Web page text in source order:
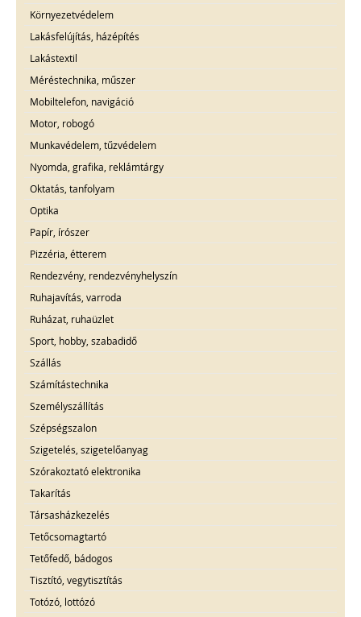
Környezetvédelem
Lakásfelújítás, házépítés
Lakástextil
Méréstechnika, műszer
Mobiltelefon, navigáció
Motor, robogó
Munkavédelem, tűzvédelem
Nyomda, grafika, reklámtárgy
Oktatás, tanfolyam
Optika
Papír, írószer
Pizzéria, étterem
Rendezvény, rendezvényhelyszín
Ruhajavítás, varroda
Ruházat, ruhaüzlet
Sport, hobby, szabadidő
Szállás
Számítástechnika
Személyszállítás
Szépségszalon
Szigetelés, szigetelőanyag
Szórakoztató elektronika
Takarítás
Társasházkezelés
Tetőcsomagtartó
Tetőfedő, bádogos
Tisztító, vegytisztítás
Totózó, lottózó